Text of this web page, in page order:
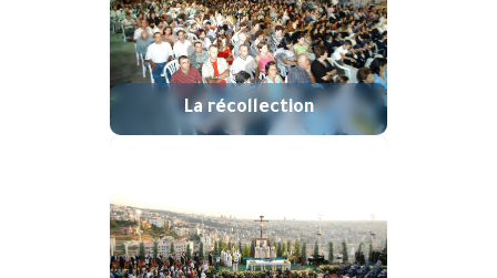
La récollection